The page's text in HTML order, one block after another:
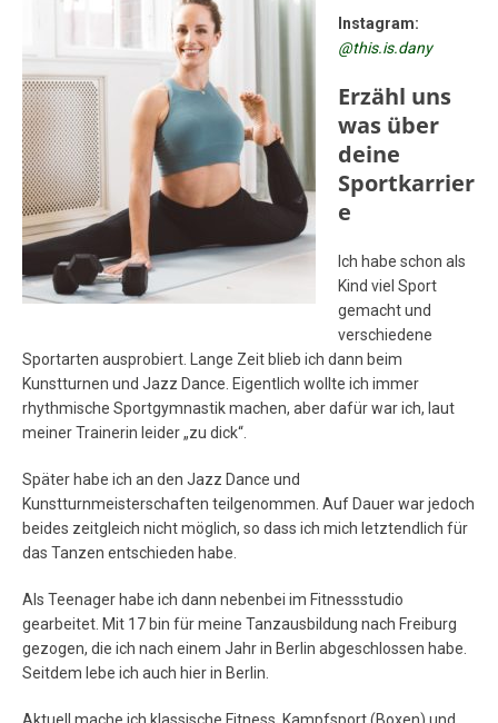
Instagram:
@this.is.dany
Erzähl uns
was über
deine
Sportkarrier
e
Ich habe schon als
Kind viel Sport
gemacht und
verschiedene
Sportarten ausprobiert. Lange Zeit blieb ich dann beim
Kunstturnen und Jazz Dance. Eigentlich wollte ich immer
rhythmische Sportgymnastik machen, aber dafür war ich, laut
meiner Trainerin leider „zu dick“.
Später habe ich an den Jazz Dance und
Kunstturnmeisterschaften teilgenommen. Auf Dauer war jedoch
beides zeitgleich nicht möglich, so dass ich mich letztendlich für
das Tanzen entschieden habe.
Als Teenager habe ich dann nebenbei im Fitnessstudio
gearbeitet. Mit 17 bin für meine Tanzausbildung nach Freiburg
gezogen, die ich nach einem Jahr in Berlin abgeschlossen habe.
Seitdem lebe ich auch hier in Berlin.